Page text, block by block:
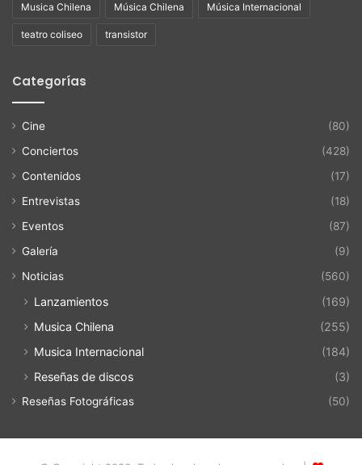
Musica Chilena Música Chilena Música Internacional
teatro coliseo transistor
Categorías
Cine
(80)
Conciertos
(428)
Contenidos
(17)
Entrevistas
(18)
Eventos
(87)
Galería
(9)
Noticias
(560)
Lanzamientos
(169)
Musica Chilena
(255)
Musica Internacional
(184)
Reseñas de discos
(3)
Reseñas Fotográficas (50)